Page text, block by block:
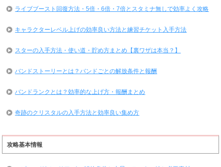
ライブブースト回復方法・5倍・6倍・7倍とスタミナ無しで効率よく攻略
キャラクターレベル上げの効率良い方法と練習チケット入手方法
スターの入手方法・使い道・貯め方まとめ【裏ワザは本当？】
バンドストーリーとは？バンドごとの解放条件と報酬
バンドランクとは？効率的な上げ方・報酬まとめ
奇跡のクリスタルの入手方法と効率良い集め方
攻略基本情報